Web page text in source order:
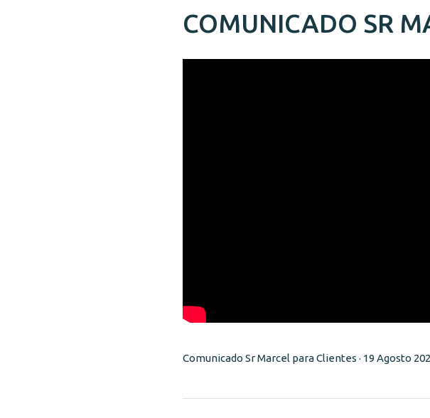
COMUNICADO SR
Comunicado Sr Marcel para Clientes · 19 Agosto